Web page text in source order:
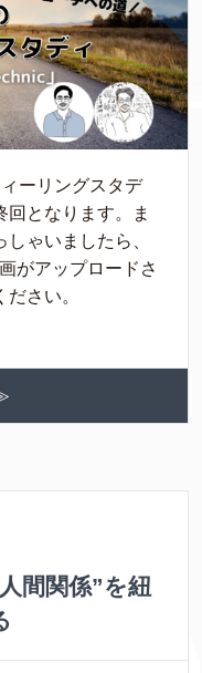
ーリングスタデ
回となります。ま
ゃいましたら、
がアップロードさ
さい。
間関係”を紐